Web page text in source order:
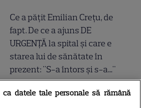
Ce a pățit Emilian Crețu, de
fapt. De ce a ajuns DE
URGENȚĂ la spital și care e
starea lui de sănătate în
prezent: "S-a întors și s-a..."
datele tale personale să rămână